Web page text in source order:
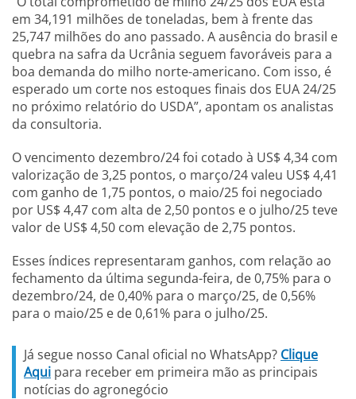
em 34,191 milhões de toneladas, bem à frente das
25,747 milhões do ano passado. A ausência do brasil e
quebra na safra da Ucrânia seguem favoráveis para a
boa demanda do milho norte-americano. Com isso, é
esperado um corte nos estoques finais dos EUA 24/25
no próximo relatório do USDA”, apontam os analistas
da consultoria.
O vencimento dezembro/24 foi cotado à US$ 4,34 com
valorização de 3,25 pontos, o março/24 valeu US$ 4,41
com ganho de 1,75 pontos, o maio/25 foi negociado
por US$ 4,47 com alta de 2,50 pontos e o julho/25 teve
valor de US$ 4,50 com elevação de 2,75 pontos.
Esses índices representaram ganhos, com relação ao
fechamento da última segunda-feira, de 0,75% para o
dezembro/24, de 0,40% para o março/25, de 0,56%
para o maio/25 e de 0,61% para o julho/25.
Já segue nosso Canal oficial no WhatsApp? Clique
Aqui para receber em primeira mão as principais
notícias do agronegócio